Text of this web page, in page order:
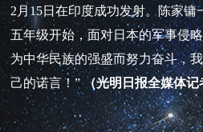
2月15日在印度成功发射。陈家镛
五年级开始，面对日本的军事侵
为中华民族的强盛而努力奋斗，
己的诺言！”（光明日报全媒体记